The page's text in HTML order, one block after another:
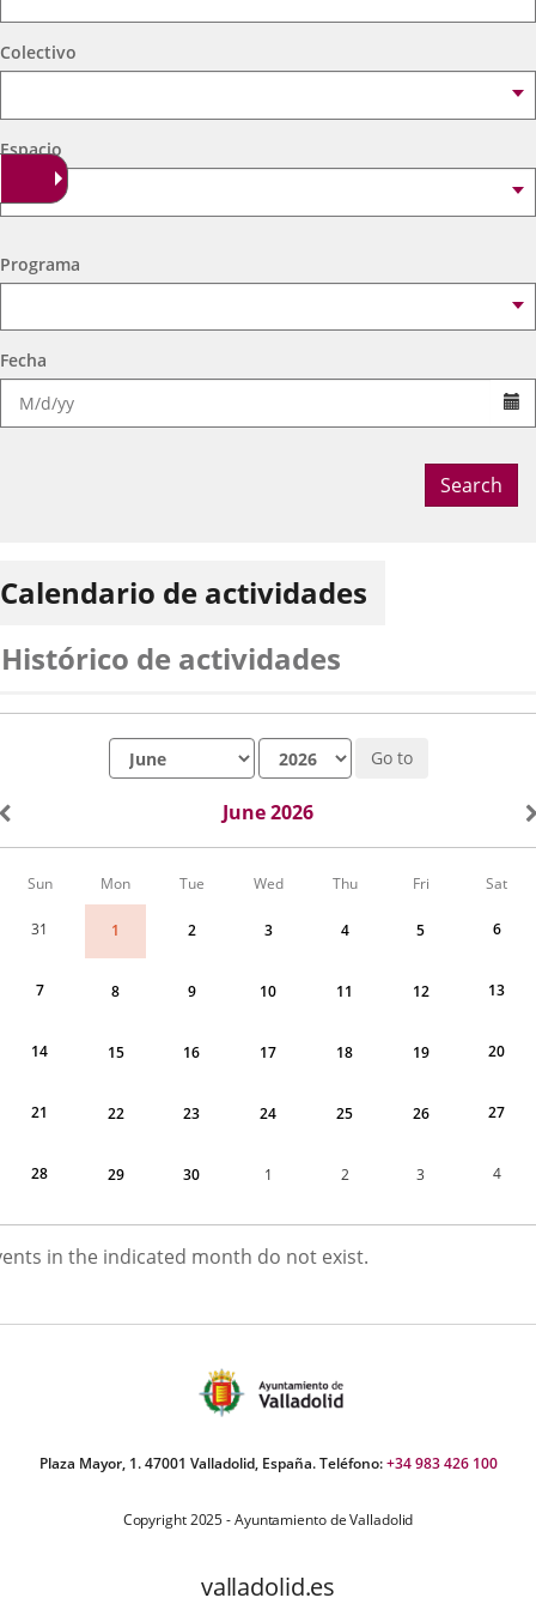
externa.externa.
Colectivo
Espacio
Programa
Fecha
Search
Calendario de actividades
Histórico de actividades
Go to
June 2026
Calendar
Sun Mon Tue Wed Thu Fri Sat
31 1 2 3 4 5 6
7 8 9 10 11 12 13
14 15 16 17 18 19 20
21 22 23 24 25 26 27
28 29 30 1 2 3 4
in the indicated month do not exist.
Plaza Mayor, 1. 47001 Valladolid, España. Teléfono:+34 983 426 100
Copyright 2025 - Ayuntamiento de Valladolid
valladolid.es